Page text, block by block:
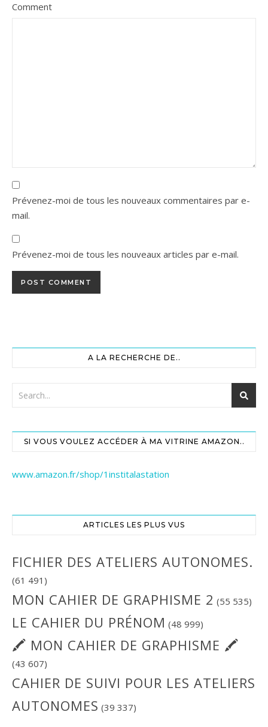
Comment
Prévenez-moi de tous les nouveaux commentaires par e-
mail.
Prévenez-moi de tous les nouveaux articles par e-mail.
A LA RECHERCHE DE..
SI VOUS VOULEZ ACCÉDER À MA VITRINE AMAZON..
www.amazon.fr/shop/1institalastation
ARTICLES LES PLUS VUS
FICHIER DES ATELIERS AUTONOMES.
(61 491)
MON CAHIER DE GRAPHISME 2 (55 535)
LE CAHIER DU PRÉNOM (48 999)
🖍 MON CAHIER DE GRAPHISME 🖍
(43 607)
CAHIER DE SUIVI POUR LES ATELIERS
AUTONOMES (39 337)